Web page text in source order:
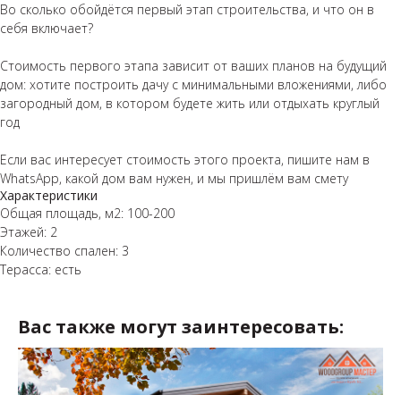
Во сколько обойдётся первый этап строительства, и что он в
себя включает?⁣⁣
Стоимость первого этапа зависит от ваших планов на будущий
дом: хотите построить дачу с минимальными вложениями, либо
загородный дом, в котором будете жить или отдыхать круглый
год
Если вас интересует стоимость этого проекта, пишите нам в
WhatsApp, какой дом вам нужен, и мы пришлём вам смету
Характеристики
Общая площадь, м2: 100-200
Этажей: 2
Количество спален: 3
Терасса: есть
Вас также могут заинтересовать: